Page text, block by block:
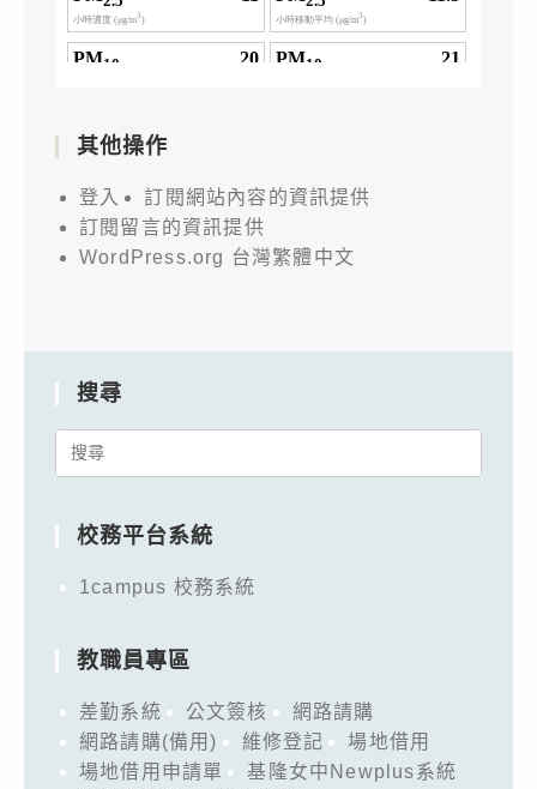
其他操作
登入
訂閱網站內容的資訊提供
訂閱留言的資訊提供
WordPress.org 台灣繁體中文
搜尋
Search
校務平台系統
1campus 校務系統
教職員專區
差勤系統 公文簽核
網路請購
網路請購(備用)
維修登記
場地借用
場地借用申請單
基隆女中Newplus系統